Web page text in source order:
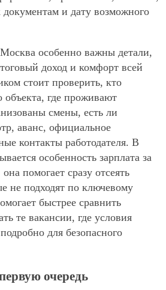
документам и дату возможного
особенно важны детали,
доход и комфорт всей
стоит проверить, кто
объекта, где проживают
смены, есть ли
аванс, официальное
контакты работодателя. В
особенность зарплата за
помогает сразу отсеять
не подходят по ключевому
быстрее сравнить
те вакансии, где условия
для безопасного
очередь